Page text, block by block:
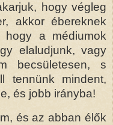
hogy végleg
akkor ébereknek
hogy a médiumok
elaludjunk, vagy
becsületesen, s
tennünk mindent,
és jobb irányba!
és az abban élők